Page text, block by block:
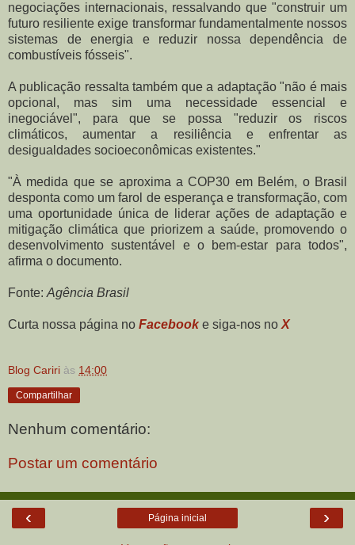
negociações internacionais, ressalvando que "construir um
futuro resiliente exige transformar fundamentalmente nossos
sistemas de energia e reduzir nossa dependência de
combustíveis fósseis".
A publicação ressalta também que a adaptação "não é mais
opcional, mas sim uma necessidade essencial e
inegociável", para que se possa "reduzir os riscos
climáticos, aumentar a resiliência e enfrentar as
desigualdades socioeconômicas existentes."
"À medida que se aproxima a COP30 em Belém, o Brasil
desponta como um farol de esperança e transformação, com
uma oportunidade única de liderar ações de adaptação e
mitigação climática que priorizem a saúde, promovendo o
desenvolvimento sustentável e o bem-estar para todos",
afirma o documento.
Fonte: Agência Brasil
Curta nossa página no Facebooke siga-nos no X
Blog Cariri às 14:00
Compartilhar
Nenhum comentário:
Postar um comentário
‹ ›
Página inicial